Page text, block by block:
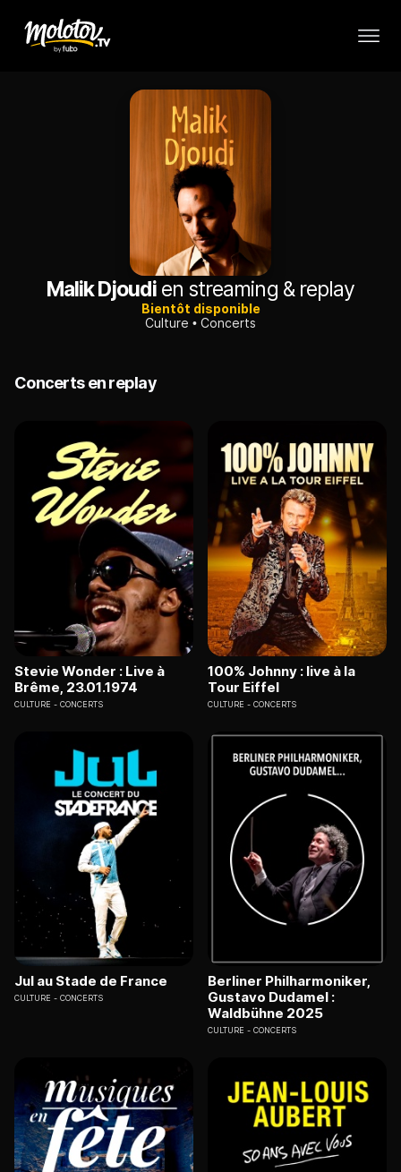
Malik Djoudien streaming & replay
Bientôt disponible
Culture
Concerts
Concerts en replay
Stevie Wonder : Live à
Brême, 23.01.1974
CULTURE CONCERTS
100% Johnny : live à la
Tour Eiffel
CULTURE CONCERTS
Jul au Stade de France
CULTURE CONCERTS
Berliner Philharmoniker,
Gustavo Dudamel :
Waldbühne 2025
CULTURE CONCERTS